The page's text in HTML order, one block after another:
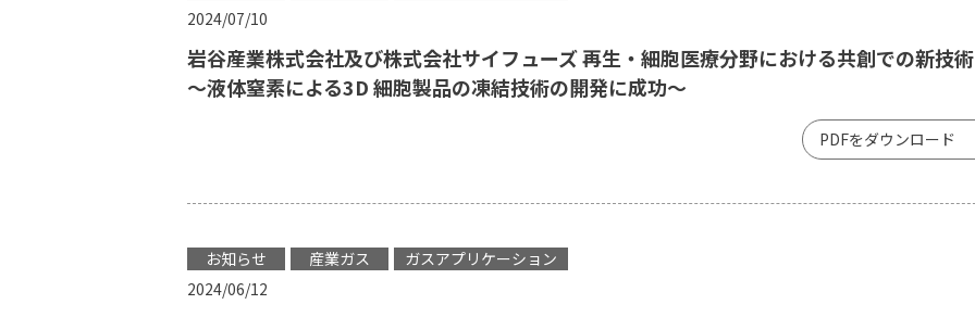
2024/07/10
岩谷産業株式会社及び株式会社サイフューズ 再生・細胞医療分野における共創での新技
～液体窒素による3D 細胞製品の凍結技術の開発に成功～
PDFをダウンロード
お知らせ 産業ガス
ガスアプリケーション
2024/06/12